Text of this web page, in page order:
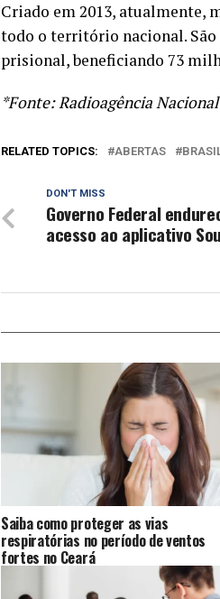
Criado em 2013, atualmente,
todo o território nacional. São
prisional, beneficiando 73
*Fonte: Radioagência Nacional
RELATED TOPICS: ABERTAS
DON'T MISS
Governo Federal
acesso ao aplicativo
Saiba como proteger as vias
respiratórias no período de ventos
fortes no Ceará